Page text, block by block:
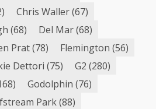
Chris Waller(67)
(68) Del Mar(68)
Prat(78) Flemington (56)
Dettori (75) G2 (280)
Godolphin (76)
Park(88)